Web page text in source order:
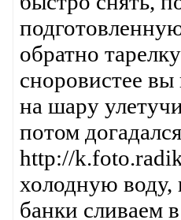
обратно
сноровистее
на шару
потом
http://
холодную воду,
банки сливаем